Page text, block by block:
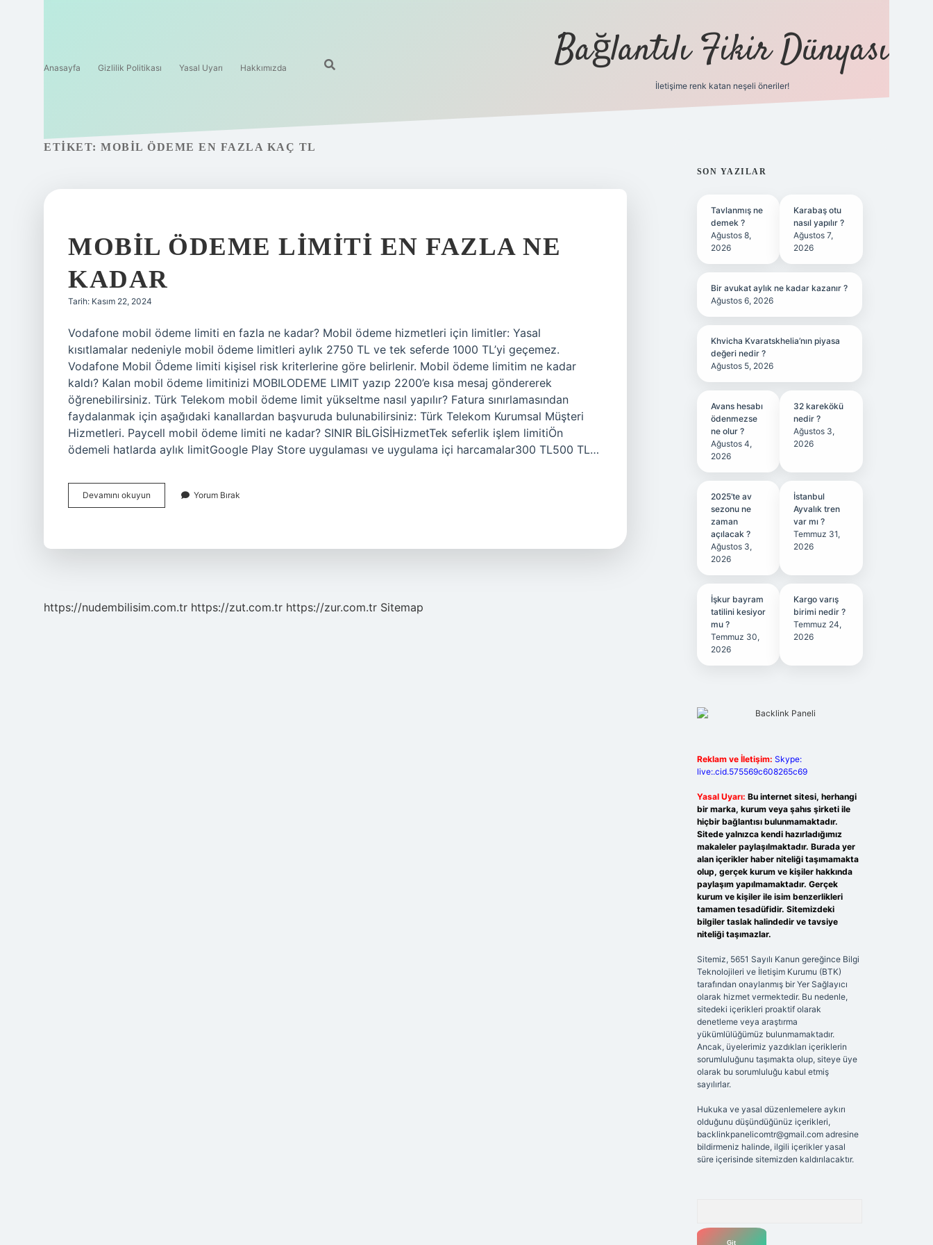
Anasayfa Gizlilik Politikası Yasal Uyarı Hakkımızda Bağlantılı Fikir Dünyası
İletişime renk katan neşeli öneriler!
ETIKET: MOBIL ÖDEME EN FAZLA KAÇ TL
MOBIL ÖDEME LIMITI EN FAZLA NE
KADAR
Tarih: Kasım 22, 2024
Vodafone mobil ödeme limiti en fazla ne kadar? Mobil ödeme hizmetleri için limitler: Yasal
kısıtlamalar nedeniyle mobil ödeme limitleri aylık 2750 TL ve tek seferde 1000 TL’yi geçemez.
Vodafone Mobil Ödeme limiti kişisel risk kriterlerine göre belirlenir. Mobil ödeme limitim ne kadar
kaldı? Kalan mobil ödeme limitinizi MOBILODEME LIMIT yazıp 2200’e kısa mesaj göndererek
öğrenebilirsiniz. Türk Telekom mobil ödeme limit yükseltme nasıl yapılır? Fatura sınırlamasından
faydalanmak için aşağıdaki kanallardan başvuruda bulunabilirsiniz: Türk Telekom Kurumsal Müşteri
Hizmetleri. Paycell mobil ödeme limiti ne kadar? SINIR BİLGİSİHizmetTek seferlik işlem limitiÖn
ödemeli hatlarda aylık limitGoogle Play Store uygulaması ve uygulama içi harcamalar300 TL​500 TL​…
Devamını okuyun
Ödeme
Yorum Bırak
https://nudembilisim.com.tr https://zut.com.tr https://zur.com.tr Sitemap
SIDEBAR
SON YAZILAR
Tavlanmış ne
demek ?
Ağustos 8,
2026
Karabaş otu
nasıl yapılır ?
Ağustos 7,
2026
Bir avukat aylık ne kadar kazanır ?
Ağustos 6, 2026
Khvicha Kvaratskhelia’nın piyasa
değeri nedir ?
Ağustos 5, 2026
Avans hesabı
ödenmezse
ne olur ?
Ağustos 4,
2026
32 karekökü
nedir ?
Ağustos 3,
2026
2025’te av
sezonu ne
zaman
açılacak ?
Ağustos 3,
2026
İstanbul
Ayvalık tren
var mı ?
Temmuz 31,
2026
İşkur bayram
tatilini kesiyor
mu ?
Temmuz 30,
2026
Kargo varış
birimi nedir ?
Temmuz 24,
2026
Reklam ve İletişim: Skype:
live:.cid.575569c608265c69
Yasal Uyarı: Bu internet sitesi, herhangi
bir marka, kurum veya şahıs şirketi ile
hiçbir bağlantısı bulunmamaktadır.
Sitede yalnızca kendi hazırladığımız
makaleler paylaşılmaktadır. Burada yer
alan içerikler haber niteliği taşımamakta
olup, gerçek kurum ve kişiler hakkında
paylaşım yapılmamaktadır. Gerçek
kurum ve kişiler ile isim benzerlikleri
tamamen tesadüfidir. Sitemizdeki
bilgiler taslak halindedir ve tavsiye
niteliği taşımazlar.
Sitemiz, 5651 Sayılı Kanun gereğince Bilgi
Teknolojileri ve İletişim Kurumu (BTK)
tarafından onaylanmış bir Yer Sağlayıcı
olarak hizmet vermektedir. Bu nedenle,
sitedeki içerikleri proaktif olarak
denetleme veya araştırma
yükümlülüğümüz bulunmamaktadır.
Ancak, üyelerimiz yazdıkları içeriklerin
sorumluluğunu taşımakta olup, siteye üye
olarak bu sorumluluğu kabul etmiş
sayılırlar.
Hukuka ve yasal düzenlemelere aykırı
olduğunu düşündüğünüz içerikleri,
backlinkpanelicomtr@gmail.comadresine
bildirmeniz halinde, ilgili içerikler yasal
süre içerisinde sitemizden kaldırılacaktır.